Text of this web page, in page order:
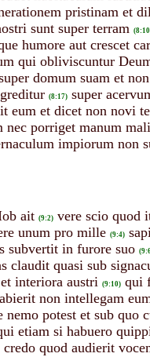
pristinam et
sunt super terram
humore aut crescet
qui obliviscuntur
domum suam et
(8:17) super
eum et dicet non novi te
nec porriget manum
impiorum non
ait (9:2) vere scio quod
unum pro mille (9:4)
subvertit in furore suo
claudit quasi sub
interiora austri (9:10) qui
non intellegam
nemo potest et sub quo
etiam si habuero
quod audierit